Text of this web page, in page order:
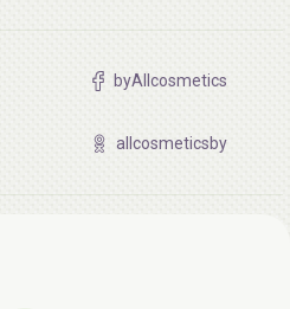
byAllcosmetics
allcosmeticsby